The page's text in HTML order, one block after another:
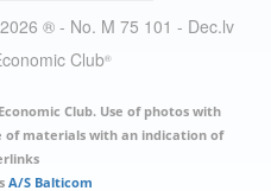
2026 ® - No. M 75 101 - Dec.lv
Club®
Club. Use of photos with
of materials with an indication of
A/S Balticom